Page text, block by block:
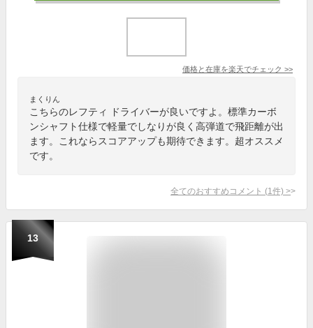
価格と在庫を楽天でチェック >>
まくりん
こちらのレフティ ドライバーが良いですよ。標準カーボ
ンシャフト仕様で軽量でしなりが良く高弾道で飛距離が出
ます。これならスコアアップも期待できます。超オススメ
です。
全てのおすすめコメント (1 件) >
13